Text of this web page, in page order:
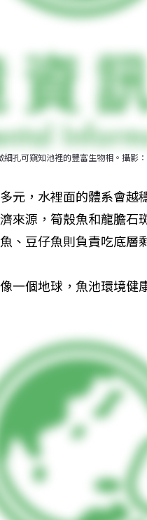
孔可窺知池裡的豐富生物相。攝影
元，水裡面的體系會越
來源，筍殼魚和龍膽石
、豆仔魚則負責吃底層
一個地球，魚池環境健